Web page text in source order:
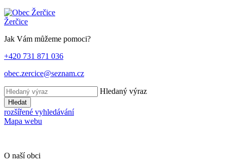
Žerčice
Jak Vám můžeme pomoci?
+420 731 871 036
obec.zercice@seznam.cz
Hledaný výraz
Hledat
rozšířené vyhledávání
Mapa webu
O naší obci